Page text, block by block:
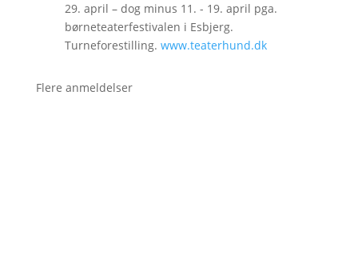
29. april – dog minus 11. - 19. april pga.
børneteaterfestivalen i Esbjerg.
Turneforestilling. www.teaterhund.dk
Flere anmeldelser